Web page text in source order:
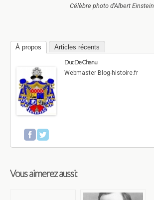
Célèbre photo d'Albert Einstein
À propos
Articles récents
Duc De Chanu
Webmaster Blog-histoire.fr
Vous aimerez aussi: